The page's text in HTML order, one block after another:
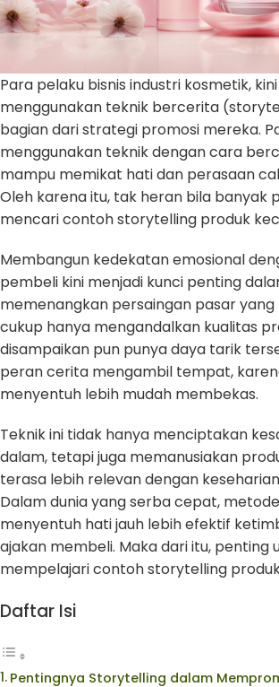
Para pelaku bisnis industri kosmetik,
menggunakan teknik bercerita
bagian dari strategi promosi mereka.
menggunakan teknik dengan cara
mampu memikat hati dan perasaan
Oleh karena itu, tak heran bila banyak
mencari contoh storytelling produk
Membangun kedekatan emosional
pembeli kini menjadi kunci penting
memenangkan persaingan pasar
cukup hanya mengandalkan kualitas
disampaikan pun punya daya tarik
peran cerita mengambil tempat,
menyentuh lebih mudah membekas.
Teknik ini tidak hanya menciptakan
dalam, tetapi juga memanusiakan
terasa lebih relevan dengan
Dalam dunia yang serba cepat,
menyentuh hati jauh lebih efektif
ajakan membeli. Maka dari itu, penting
mempelajari contoh storytelling
Daftar Isi
Pentingnya Storytelling dalam